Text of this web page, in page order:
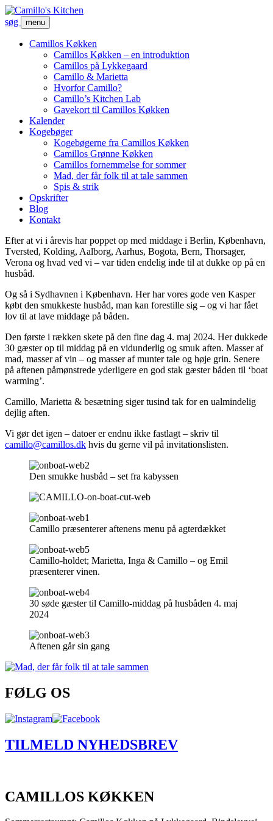
søg menu
Camillos Køkken
Camillos Køkken – en introduktion
Camillos på Lykkegaard
Camillo & Marietta
Hvorfor Camillo?
Camillo’s Kitchen Lab
Gavekort til Camillos Køkken
Kalender
Kogebøger
Kogebøgerne fra Camillos Køkken
Camillos Grønne Køkken
Camillos fornemmelse for sommer
Mad, der får folk til at tale sammen
Spis & strik
Opskrifter
Blog
Kontakt
Efter at vi i årevis har poppet op med middage i Berlin, København,
Tversted, Kolding, Aalborg, Aarhus, Bogota, Bern, Thorsager,
Verona og hvad ved vi – var tiden endelig inde til at dukke op på en
husbåd.
Og så i Sydhavnen i København. Her har vores gode ven Kasper
købt den smukkeste husbåd, man kan forestille sig – og vi har fået
lov til at lave middage på båden.
Den første i rækken skete på den fine dag 4. maj 2024. Her dukkede
30 gæster op til middag på en vidunderlig og smuk aften. Masser af
mad, masser af vin – og masser af munter tale og høje grin. Senere
på aftenen påmønstrede yderligere en god stak gæster båden til ‘boat
warming’.
Camillo, Marietta & besætning siger tusind tak for en ualmindelig
dejlig aften.
Vi gør det igen – datoer er endnu ikke fastlagt – skriv til
camillo@camillos.dk hvis du gerne vil på invitationslisten.
Den smukke husbåd – set fra kabyssen
Camillo præsenterer aftenens menu på agterdækket
Camillo-holdet; Marietta, Inga & Camillo – og Emil
præsenterer vinen.
30 søde gæster til Camillo-middag på husbåden 4. maj
2024
Aftenen går sin gang
FØLG OS
TILMELD NYHEDSBREV
CAMILLOS KØKKEN